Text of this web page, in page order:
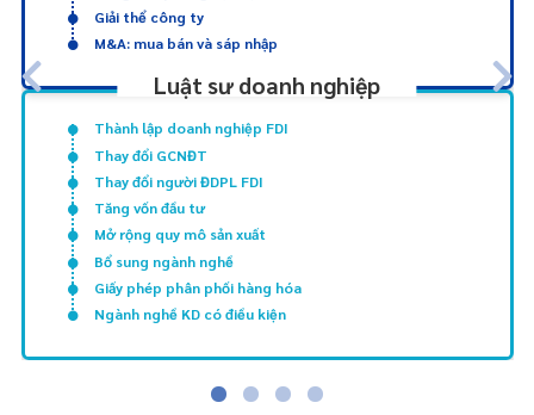
Giải thể công ty
M&A: mua bán và sáp nhập
Luật sư doanh nghiệp
Thành lập doanh nghiệp FDI
Thay đổi GCNĐT
Thay đổi người ĐDPL FDI
Tăng vốn đầu tư
Mở rộng quy mô sản xuất
Bổ sung ngành nghề
Giấy phép phân phối hàng hóa
Ngành nghề KD có điều kiện